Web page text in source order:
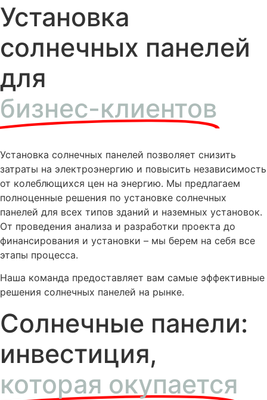
Установка
солнечных панелей
для
бизнес-клиентов
Установка солнечных панелей позволяет снизить
затраты на электроэнергию и повысить независимость
от колеблющихся цен на энергию. Мы предлагаем
полноценные решения по установке солнечных
панелей для всех типов зданий и наземных установок.
От проведения анализа и разработки проекта до
финансирования и установки – мы берем на себя все
этапы процесса.
Наша команда предоставляет вам самые эффективные
решения солнечных панелей на рынке.
Солнечные панели:
инвестиция,
которая окупается